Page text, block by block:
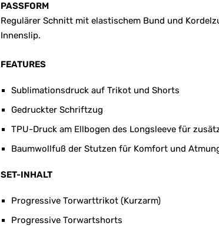
PASSFORM
Regulärer Schnitt mit elastischem Bund und
Innenslip.
FEATURES
Sublimationsdruck auf Trikot und Shorts
Gedruckter Schriftzug
TPU-Druck am Ellbogen des Longsleeve für
Baumwollfuß der Stutzen für Komfort und
SET-INHALT
Progressive Torwarttrikot (Kurzarm)
Progressive Torwartshorts